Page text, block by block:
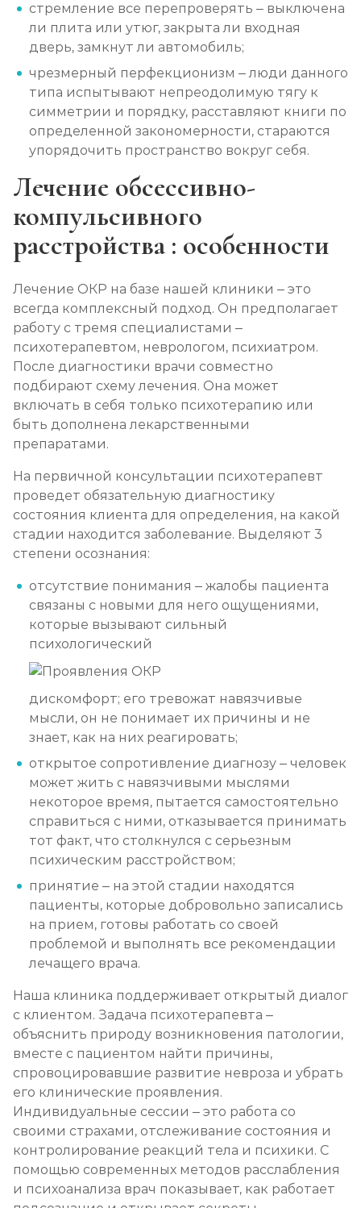
стремление все перепроверять – выключена
ли плита или утюг, закрыта ли входная
дверь, замкнут ли автомобиль;
чрезмерный перфекционизм – люди данного
типа испытывают непреодолимую тягу к
симметрии и порядку, расставляют книги по
определенной закономерности, стараются
упорядочить пространство вокруг себя.
Лечение обсессивно-
компульсивного
расстройства : особенности
Лечение ОКР на базе нашей клиники – это
всегда комплексный подход. Он предполагает
работу с тремя специалистами –
психотерапевтом, неврологом, психиатром.
После диагностики врачи совместно
подбирают схему лечения. Она может
включать в себя только психотерапию или
быть дополнена лекарственными
препаратами.
На первичной консультации психотерапевт
проведет обязательную диагностику
состояния клиента для определения, на какой
стадии находится заболевание. Выделяют 3
степени осознания:
отсутствие понимания – жалобы пациента
связаны с новыми для него ощущениями,
которые вызывают сильный
психологический
дискомфорт; его тревожат навязчивые
мысли, он не понимает их причины и не
знает, как на них реагировать;
открытое сопротивление диагнозу – человек
может жить с навязчивыми мыслями
некоторое время, пытается самостоятельно
справиться с ними, отказывается принимать
тот факт, что столкнулся с серьезным
психическим расстройством;
принятие – на этой стадии находятся
пациенты, которые добровольно записались
на прием, готовы работать со своей
проблемой и выполнять все рекомендации
лечащего врача.
Наша клиника поддерживает открытый диалог
с клиентом. Задача психотерапевта –
объяснить природу возникновения патологии,
вместе с пациентом найти причины,
спровоцировавшие развитие невроза и убрать
его клинические проявления.
Индивидуальные сессии – это работа со
своими страхами, отслеживание состояния и
контролирование реакций тела и психики. С
помощью современных методов расслабления
и психоанализа врач показывает, как работает